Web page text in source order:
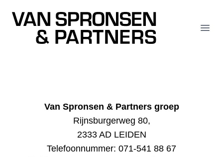
Van Spronsen & Partners
Van Spronsen & Partners groep
Rijnsburgerweg 80,
2333 AD LEIDEN
Telefoonnummer: 071-541 88 67